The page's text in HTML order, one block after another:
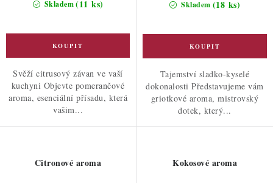
Skladem(11 ks)
Svěží citrusový závan ve vaší
kuchyni Objevte pomerančové
aroma, esenciální přísadu, která
vašim...
Skladem (18 ks)
Tajemství sladko-kyselé
dokonalosti Představujeme vám
griotkové aroma, mistrovský
dotek, který...
Citronové aroma Kokosové aroma